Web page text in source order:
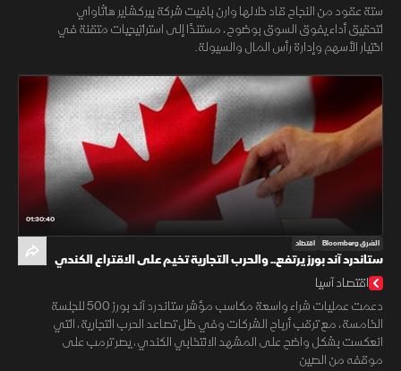
ستة عقود من النجاح قاد خلالها وارن بافيت شركة بيركشاير هاثاواي
لتحقيق أداء يفوق السوق بوضوح، مستندًا إلى استراتيجيات متقنة في
اختيار الأسهم وإدارة رأس المال والسيولة.
01:30:40
الشرق Bloomberg اقتصاد
ستاندرد آند بورز يرتفع.. والحرب التجارية تخيم على الاقتراع الكندي
اقتصاد آسيا
دعمت عمليات شراء واسعة مكاسب مؤشر ستاندرد آند بورز 500 للجلسة
الخامسة، مع ترقب أرباح الشركات وفي ظل تصاعد الحرب التجارية، التي
انعكست بشكل واضح على المشهد الانتخابي الكندي، يصر ترمب على
موقفه من الصين